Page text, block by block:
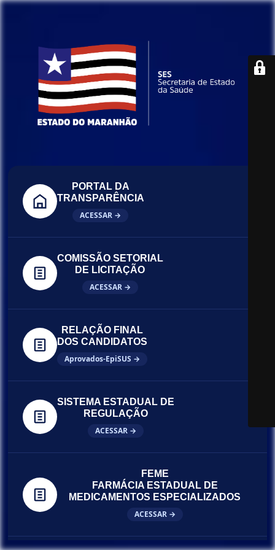
PORTAL DA
TRANSPARÊNCIA
ACESSAR →
COMISSÃO SETORIAL
DE LICITAÇÃO
ACESSAR →
RELAÇÃO FINAL
DOS CANDIDATOS
Aprovados-EpiSUS →
SISTEMA ESTADUAL DE
REGULAÇÃO
ACESSAR →
FEME
FARMÁCIA ESTADUAL DE
MEDICAMENTOS ESPECIALIZADOS
ACESSAR →